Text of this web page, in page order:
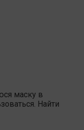
маску в
Найти